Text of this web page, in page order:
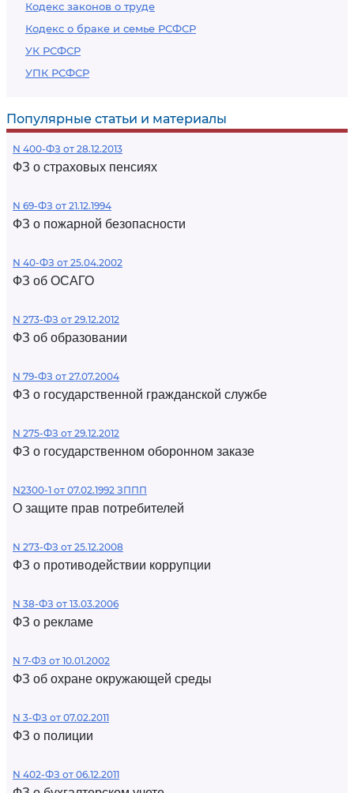
Кодекс законов о труде
Кодекс о браке и семье РСФСР
УК РСФСР
УПК РСФСР
Популярные статьи и материалы
N 400-ФЗ от 28.12.2013
ФЗ о страховых пенсиях
N 69-ФЗ от 21.12.1994
ФЗ о пожарной безопасности
N 40-ФЗ от 25.04.2002
ФЗ об ОСАГО
N 273-ФЗ от 29.12.2012
ФЗ об образовании
N 79-ФЗ от 27.07.2004
ФЗ о государственной гражданской службе
N 275-ФЗ от 29.12.2012
ФЗ о государственном оборонном заказе
N2300-1 от 07.02.1992 ЗППП
О защите прав потребителей
N 273-ФЗ от 25.12.2008
ФЗ о противодействии коррупции
N 38-ФЗ от 13.03.2006
ФЗ о рекламе
N 7-ФЗ от 10.01.2002
ФЗ об охране окружающей среды
N 3-ФЗ от 07.02.2011
ФЗ о полиции
N 402-ФЗ от 06.12.2011